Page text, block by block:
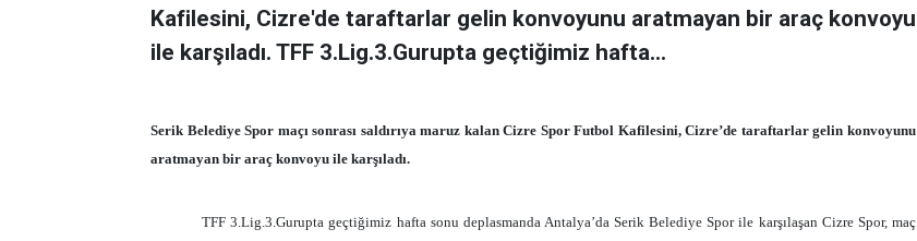
Kafilesini, Cizre'de taraftarlar gelin konvoyunu aratmayan bir araç konvoyu
ile karşıladı. TFF 3.Lig.3.Gurupta geçtiğimiz hafta...
Serik Belediye Spor maçı sonrası saldırıya maruz kalan Cizre Spor Futbol Kafilesini, Cizre’de taraftarlar gelin konvoyunu
aratmayan bir araç konvoyu ile karşıladı.
TFF 3.Lig.3.Gurupta geçtiğimiz hafta sonu deplasmanda Antalya’da Serik Belediye Spor ile karşılaşan Cizre Spor, maç